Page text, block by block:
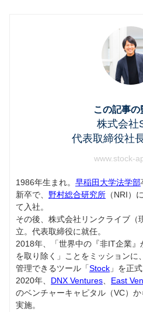
この記事の
株式会社
代表取締役社
www.stock-
1986年生まれ。 早稲田大学法学部
新卒で、 野村総合研究所 （NRI）
て入社。
その後、株式会社リンクライブ（
立。代表取締役に就任。
2018年、「世界中の『非IT企業』
を取り除く」ことをミッションに
管理できるツール「Stock 」を正
2020年、 DNX Ventures、 East
のベンチャーキャピタル（VC）
実施。